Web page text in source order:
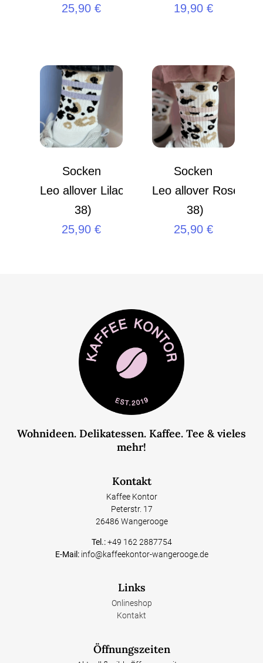
25,90€
19,90 €
Socken
Leo allover Lilac S (35 –
38)
25,90€
Socken
Leo allover Rose S
38)
25,90 €
Wohnideen. Delikatessen. Kaffee. Tee & vieles
mehr!
Kontakt
Kaffee Kontor
Peterstr. 17
26486 Wangerooge
Tel.: +49 162 2887754
E-Mail: info@kaffeekontor-wangerooge.de
Links
Onlineshop
Kontakt
Öffnungszeiten